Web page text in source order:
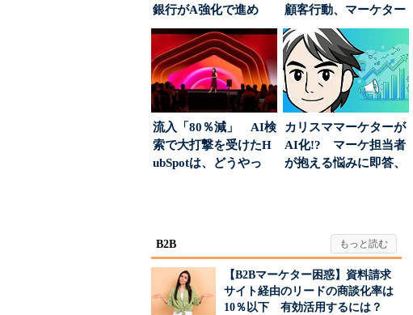
銀行がA強化で進め
る“One to On...
顧客行動、マーケター
に残された打ち...
流入「80％減」 AI検
索で大打撃を受けたH
ubSpotは、どうやっ
カリスママーケターが
AI化!? マーケ担当者
が抱える悩みに即答、
B2B
【B2Bマーケター困惑】資料請求
サイト経由のリードの商談化率は
10％以下 有効活用するには？